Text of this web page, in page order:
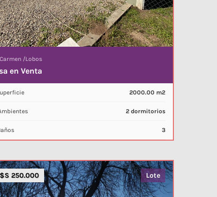
/Lobos
en Venta
2000.00 m2
2 dormitorios
3
250.000 Lote